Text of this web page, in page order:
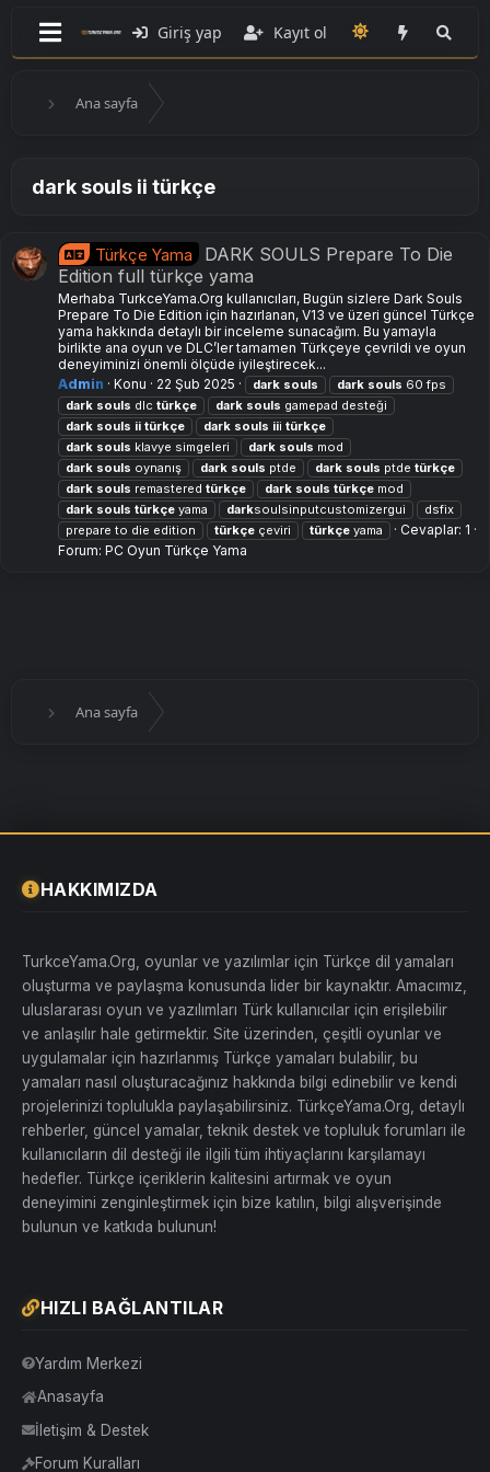
Giriş yap Kayıt ol
Ana sayfa
dark souls ii türkçe
Türkçe Yama
DARK SOULS Prepare To Die
Edition full türkçe yama
Merhaba TurkceYama.Org kullanıcıları, Bugün sizlere Dark Souls
Prepare To Die Edition için hazırlanan, V13 ve üzeri güncel Türkçe
yama hakkında detaylı bir inceleme sunacağım. Bu yamayla
birlikte ana oyun ve DLC’ler tamamen Türkçeye çevrildi ve oyun
deneyiminizi önemli ölçüde iyileştirecek...
Admin
Konu 22 Şub 2025 dark souls dark souls 60 fps
dark souls dlc türkçe dark souls gamepad desteği
dark souls ii türkçe dark souls iii türkçe
dark souls klavye simgeleri dark souls mod
dark souls oynanış dark souls ptde dark souls ptde türkçe
dark souls remastered türkçe dark souls türkçe mod
dark souls türkçe yama darksoulsinputcustomizergui
dsfix
prepare to die edition
türkçe çeviri türkçe yama
Cevaplar: 1
Forum: PC Oyun Türkçe Yama
Ana sayfa
HAKKIMIZDA
TurkceYama.Org, oyunlar ve yazılımlar için Türkçe dil yamaları
oluşturma ve paylaşma konusunda lider bir kaynaktır. Amacımız,
uluslararası oyun ve yazılımları Türk kullanıcılar için erişilebilir
ve anlaşılır hale getirmektir. Site üzerinden, çeşitli oyunlar ve
uygulamalar için hazırlanmış Türkçe yamaları bulabilir, bu
yamaları nasıl oluşturacağınız hakkında bilgi edinebilir ve kendi
projelerinizi toplulukla paylaşabilirsiniz. TürkçeYama.Org, detaylı
rehberler, güncel yamalar, teknik destek ve topluluk forumları ile
kullanıcıların dil desteği ile ilgili tüm ihtiyaçlarını karşılamayı
hedefler. Türkçe içeriklerin kalitesini artırmak ve oyun
deneyimini zenginleştirmek için bize katılın, bilgi alışverişinde
bulunun ve katkıda bulunun!
HIZLI BAĞLANTILAR
Yardım Merkezi
Anasayfa
İletişim & Destek
Forum Kuralları